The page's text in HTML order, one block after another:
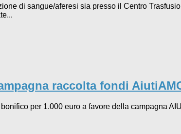
di sangue/aferesi sia presso il Centro
raccolta fondi
per 1.000 euro a favore della campagna